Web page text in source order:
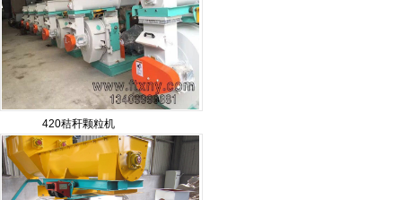
420秸秆颗粒机